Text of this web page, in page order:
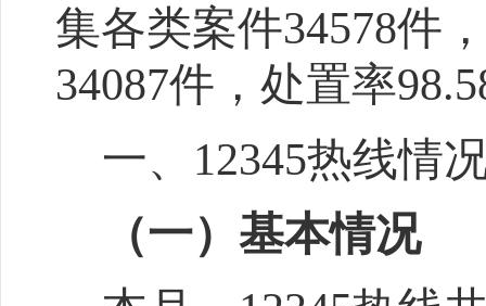
集各类案件34578件
34087件，处置率
一、 12345热线情
（一）基本情况